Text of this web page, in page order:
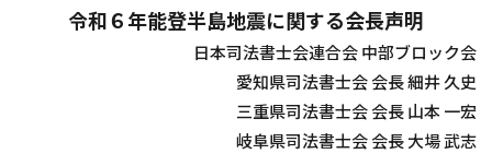
令和６年能登半島地震に関する会長声明
日本司法書士会連合会 中部ブロック会
愛知県司法書士会 会長 細井 久史
三重県司法書士会 会長 山本 一宏
岐阜県司法書士会 会長 大場 武志
当会について
相談会情報・お知らせ